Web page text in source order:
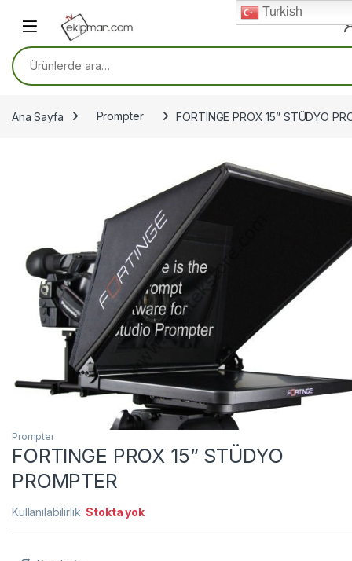
Ara:
Ana Sayfa Prompter FORTINGE PROX 15” STÜDYO
Prompter
FORTINGE PROX 15” STÜDYO
PROMPTER
Kullanılabilirlik:Stokta yok
Turkish